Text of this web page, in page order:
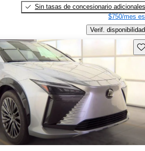
Sin tasas de concesionario adicionales
$750/mes
Verif. disponibilidad